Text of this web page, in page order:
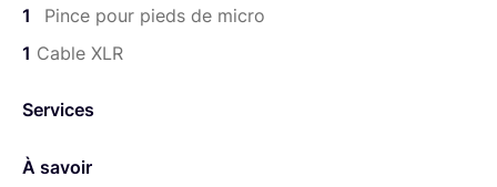
Je peux aussi louer un kit complet pour organiser des
scènes.
1
Pince pour pieds de micro
1 Cable XLR
Services
À savoir